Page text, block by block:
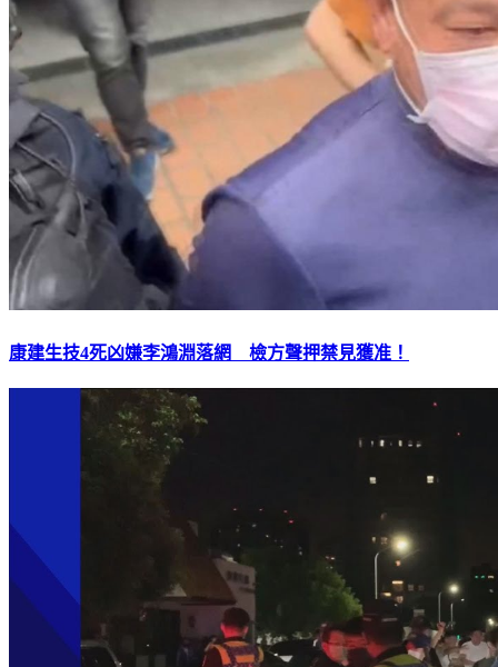
康建生技4死凶嫌李鴻淵落網 檢方聲押禁見獲准！